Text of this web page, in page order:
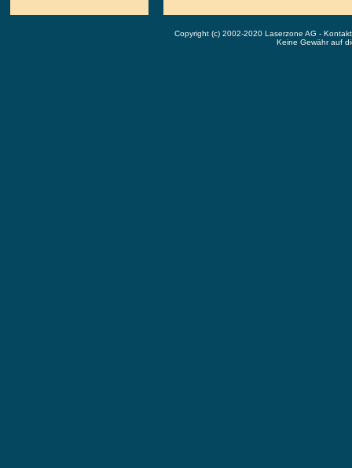
Copyright (c) 2002-2020 Laserzone AG -
Keine Gewähr auf